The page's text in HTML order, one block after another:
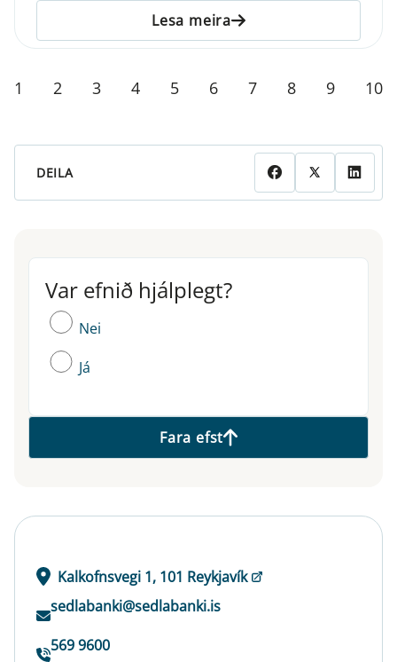
Lesa meira
1 2 3 4 5 6 7 8 9 10
DEILA
Var efnið hjálplegt?
Var efnið hjálplegt?
Nei
Já
Fara efst
Kalkofnsvegi 1, 101 Reykjavík
sedlabanki@sedlabanki.is
569 9600